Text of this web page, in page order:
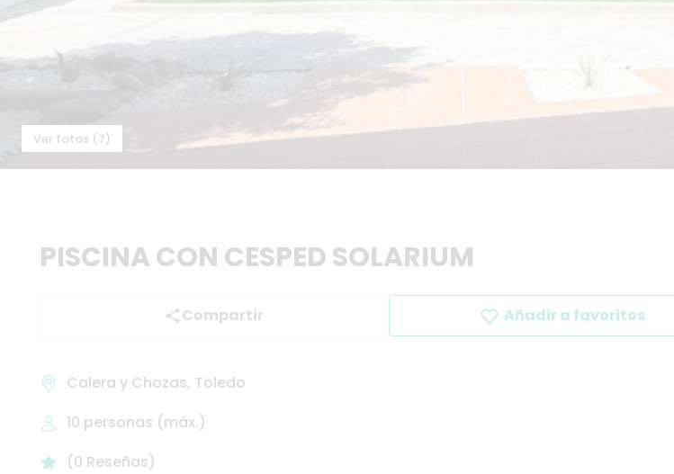
Ver fotos (7)
PISCINACON CESPEDSOLARIUM
Compartir Añadir a favoritos
Calera y Chozas, Toledo
10 personas (máx.)
(0 Reseñas)